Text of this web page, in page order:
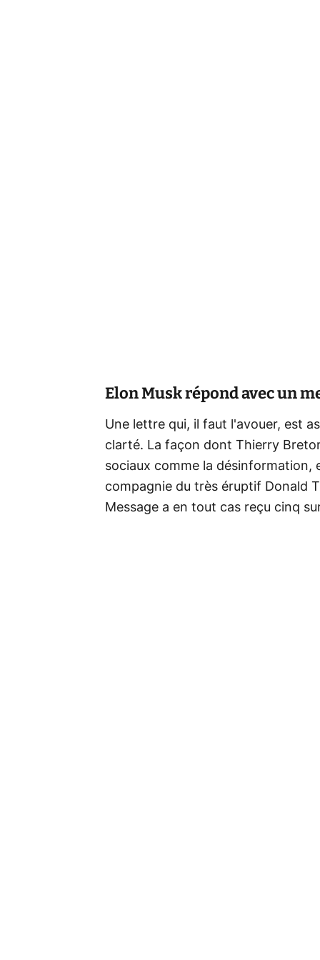
Elon Musk répond avec un
Une lettre qui, il faut l'avouer, est
clarté. La façon dont Thierry
sociaux comme la désinformation,
compagnie du très éruptif Donald
Message a en tout cas reçu cinq